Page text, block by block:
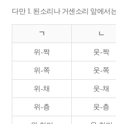
다만 1. 된소리나 거센소리 앞에서
ㄱ ㄴ
위-짝 웃-짝
위-쪽 웃-쪽
위-채 웃-채
위-층 웃-층